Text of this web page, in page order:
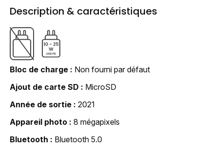
Description & caractéristiques
Bloc de charge
Non fourni par défaut
Ajout de carte SD
MicroSD
Année de sortie
2021
Appareil photo
8 mégapixels
Bluetooth
Bluetooth 5.0